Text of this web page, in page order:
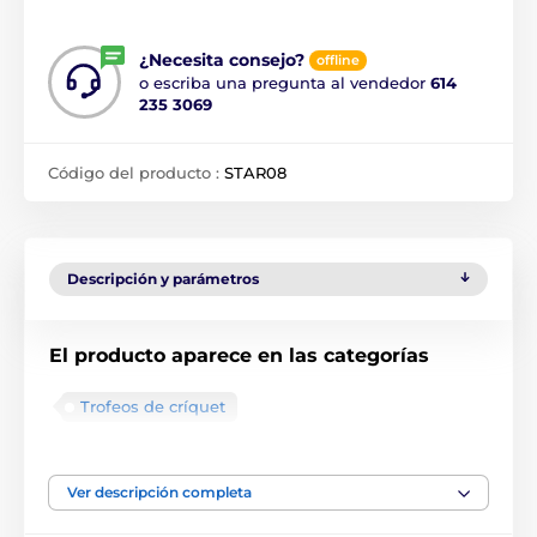
¿Necesita consejo? offline
o escriba una pregunta al vendedor 614
235 3069
Código del producto : STAR08
Descripción y parámetros
El producto aparece en las categorías
Trofeos de críquet
Ver descripción completa